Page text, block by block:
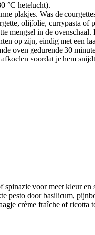
°C hetelucht).
plakjes. Was de
olijfolie, currypasta of
mengsel in de ovenschaal.
op zijn, eindig met een
oven gedurende 30
voordat je hem
spinazie voor meer kleur en
pesto door basilicum,
crème fraîche of ricotta